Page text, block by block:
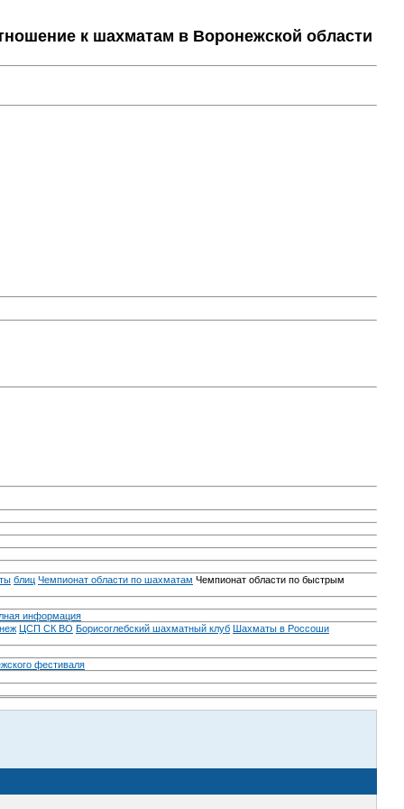
к шахматам в Воронежской области
блиц Чемпионат области по шахматам Чемпионат области по быстрым
информация
ЦСП СК ВО Борисоглебский шахматный клуб Шахматы в Россоши
фестиваля